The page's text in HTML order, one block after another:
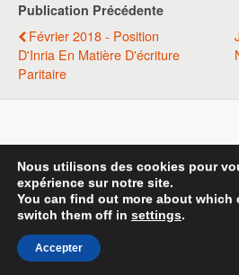
Publication Précédente
Février 2018 - Position
D'Inria En Matière D'écriture
Paritaire
Mobile
Nous utilisons des cookies pour
expérience sur notre site.
You can find out more about which
switch them off in settings.
Accepter